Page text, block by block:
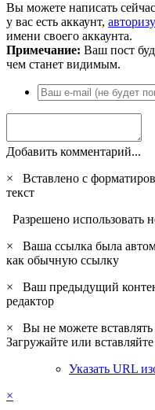
Вы можете написать
у вас есть аккаунт,
имени своего аккаунта.
Примечание: Ваш пост
чем станет видимым.
Добавить комментарий...
×
Вставлено с
текст
Разрешено использовать
×
Ваша ссылка была
как обычную ссылку
×
Ваш предыдущий
редактор
×
Вы не можете
Загружайте или
Указать URL
×